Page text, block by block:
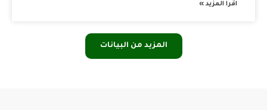
اقرا المزيد »
المزيد من البيانات